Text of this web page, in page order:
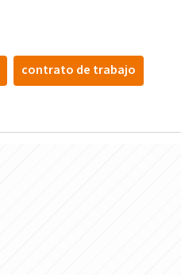
contrato de trabajo